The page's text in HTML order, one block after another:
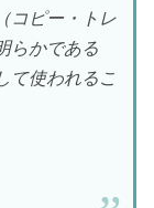
コピー・トレ
らかである
て使われるこ